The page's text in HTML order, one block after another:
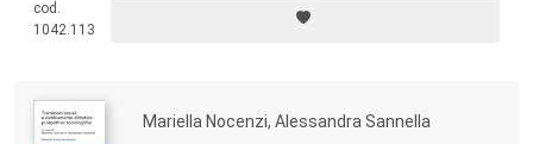
civico, evidenziandone la rilevanza per il progresso delle scienze
sociali.
cod.
1042.113
Mariella Nocenzi, Alessandra Sannella